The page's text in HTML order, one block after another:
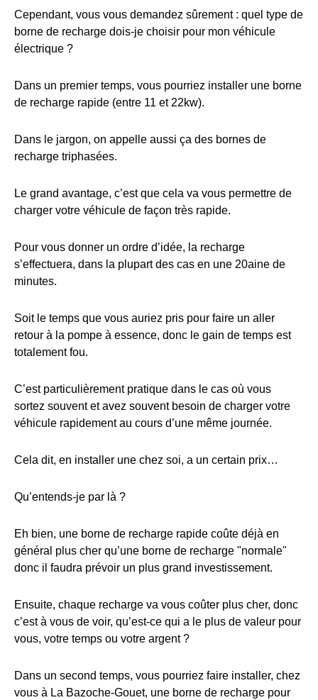
Cependant, vous vous demandez sûrement : quel type de
borne de recharge dois-je choisir pour mon véhicule
électrique ?
Dans un premier temps, vous pourriez installer une borne
de recharge rapide (entre 11 et 22kw).
Dans le jargon, on appelle aussi ça des bornes de
recharge triphasées.
Le grand avantage, c’est que cela va vous permettre de
charger votre véhicule de façon très rapide.
Pour vous donner un ordre d’idée, la recharge
s’effectuera, dans la plupart des cas en une 20aine de
minutes.
Soit le temps que vous auriez pris pour faire un aller
retour à la pompe à essence, donc le gain de temps est
totalement fou.
C’est particulièrement pratique dans le cas où vous
sortez souvent et avez souvent besoin de charger votre
véhicule rapidement au cours d’une même journée.
Cela dit, en installer une chez soi, a un certain prix…
Qu’entends-je par là ?
Eh bien, une borne de recharge rapide coûte déjà en
général plus cher qu’une borne de recharge "normale"
donc il faudra prévoir un plus grand investissement.
Ensuite, chaque recharge va vous coûter plus cher, donc
c’est à vous de voir, qu’est-ce qui a le plus de valeur pour
vous, votre temps ou votre argent ?
Dans un second temps, vous pourriez faire installer, chez
vous à La Bazoche-Gouet, une borne de recharge pour